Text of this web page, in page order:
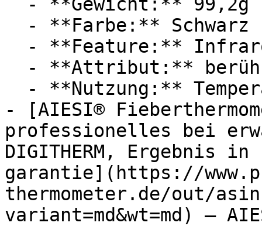
- [AIESI®
professionelles bei
DIGITHERM, Ergebnis in
garantie](https://
thermometer.de/out/
variant=md&wt=md) —